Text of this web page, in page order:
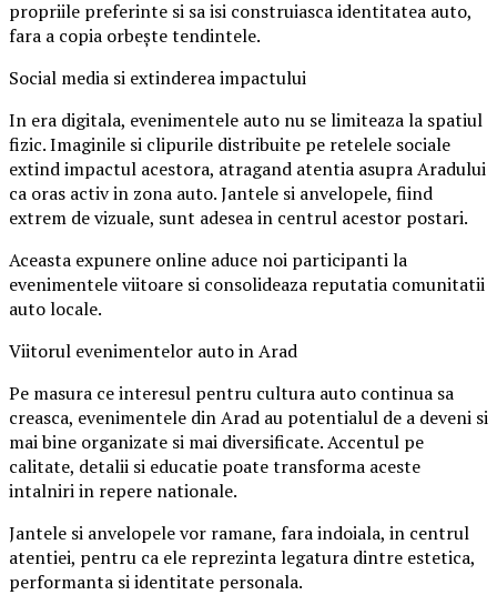
propriile preferinte si sa isi construiasca identitatea auto,
fara a copia orbește tendintele.
Social media si extinderea impactului
In era digitala, evenimentele auto nu se limiteaza la spatiul
fizic. Imaginile si clipurile distribuite pe retelele sociale
extind impactul acestora, atragand atentia asupra Aradului
ca oras activ in zona auto. Jantele si anvelopele, fiind
extrem de vizuale, sunt adesea in centrul acestor postari.
Aceasta expunere online aduce noi participanti la
evenimentele viitoare si consolideaza reputatia comunitatii
auto locale.
Viitorul evenimentelor auto in Arad
Pe masura ce interesul pentru cultura auto continua sa
creasca, evenimentele din Arad au potentialul de a deveni si
mai bine organizate si mai diversificate. Accentul pe
calitate, detalii si educatie poate transforma aceste
intalniri in repere nationale.
Jantele si anvelopele vor ramane, fara indoiala, in centrul
atentiei, pentru ca ele reprezinta legatura dintre estetica,
performanta si identitate personala.